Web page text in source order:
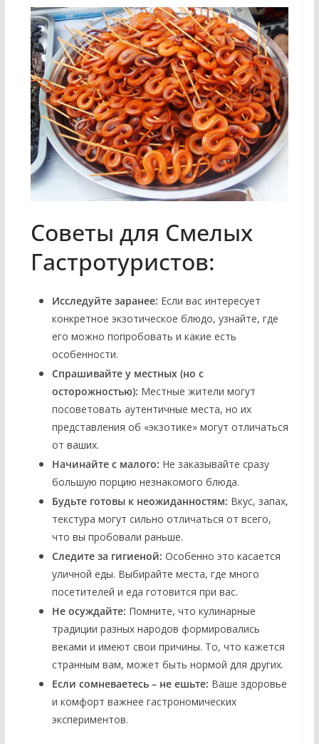
Советы для Смелых
Гастротуристов:
Исследуйте заранее: Если вас интересует
конкретное экзотическое блюдо, узнайте, где
его можно попробовать и какие есть
особенности.
Спрашивайте у местных (но с
осторожностью): Местные жители могут
посоветовать аутентичные места, но их
представления об «экзотике» могут отличаться
от ваших.
Начинайте с малого: Не заказывайте сразу
большую порцию незнакомого блюда.
Будьте готовы к неожиданностям: Вкус, запах,
текстура могут сильно отличаться от всего,
что вы пробовали раньше.
Следите за гигиеной: Особенно это касается
уличной еды. Выбирайте места, где много
посетителей и еда готовится при вас.
Не осуждайте: Помните, что кулинарные
традиции разных народов формировались
веками и имеют свои причины. То, что кажется
странным вам, может быть нормой для других.
Если сомневаетесь – не ешьте: Ваше здоровье
и комфорт важнее гастрономических
экспериментов.